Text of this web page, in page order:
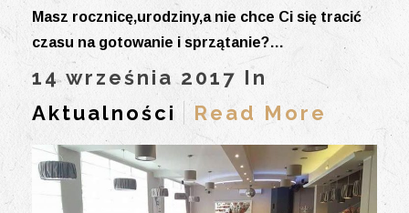
Masz rocznicę,urodziny,a nie chce Ci się tracić
czasu na gotowanie i sprzątanie?…
14 września 2017 In
Aktualności
Read More